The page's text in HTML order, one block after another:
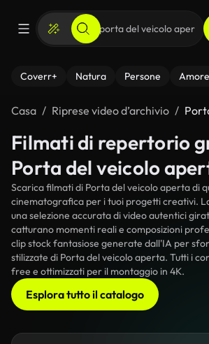
Coverr+ Natura Persone
Casa Riprese video d’archivio
Filmati di repertorio
Porta del veicolo
Scarica filmati di Porta del veicolo aperta di
cinematografica per i tuoi progetti creativi.
una selezione accurata di video autentici
catturano momenti reali e composizioni
clip stock fantasiose generate dall'IA per
stilizzate di Porta del veicolo aperta. Tutti i
free e ottimizzati per il montaggio in 4K.
Esplora tutto il catalogo